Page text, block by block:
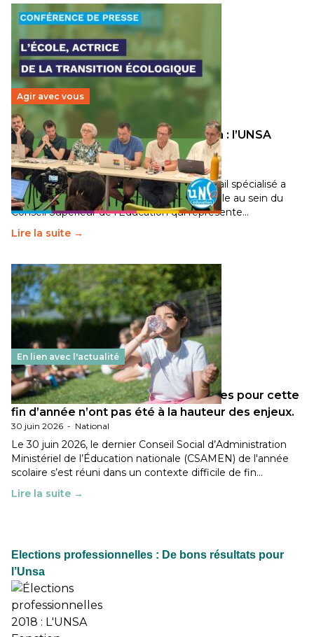
Agir avec vous
Transition écologique de l’éducation : l’UNSA
Éducation fait bouger les lignes
30 juin 2026-National
Pendant plusieurs mois, un groupe de travail spécialisé a
travaillé sur la transition écologique de l’Ecole au sein du
Conseil Supérieur de l’Éducation qui représente…
Lire la suite →
En lien avec l'actualité
Les décisions ministérielles attendues pour cette
fin d’année n’ont pas été à la hauteur des enjeux.
30 juin 2026 - National
Le 30 juin 2026, le dernier Conseil Social d’Administration
Ministériel de l’Éducation nationale (CSAMEN) de l'année
scolaire s’est réuni dans un contexte difficile de fin…
Lire la suite →
Elections professionnelles : De bons résultats pour
l’Unsa